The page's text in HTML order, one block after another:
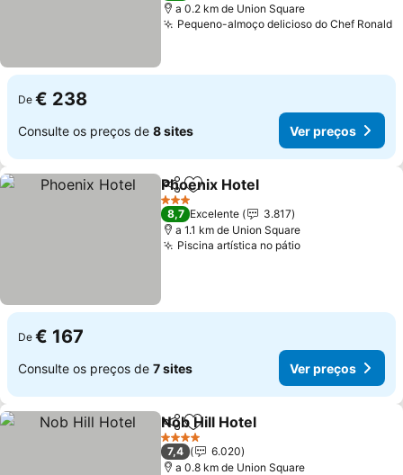
a 0.2 km de Union Square
Pequeno-almoço delicioso do Chef Ronald
De € 238
Consulte os preços de 8 sites Ver preços
PartilharAdicionar aos favoritos
Phoenix Hotel
3 Estrelas
8,7 Excelente
3.817
a 1.1 km de Union Square
Piscina artística no pátioVer preços
De € 167
Consulte os preços de 7 sites Ver preços
PartilharAdicionar aos favoritos
Nob Hill Hotel
4 Estrelas
7,4
6.020
a 0.8 km de Union Square